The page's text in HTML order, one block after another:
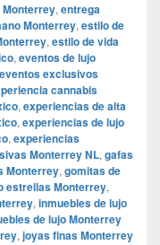
, entrega
Monterrey, estilo de
, estilo de vida
, eventos de lujo
eventos exclusivos
cannabis
, experiencias de alta
, experiencias de lujo
, experiencias
Monterrey NL, gafas
Monterrey, gomitas de
estrellas Monterrey,
, inmuebles de lujo
de lujo Monterrey
, joyas finas Monterrey